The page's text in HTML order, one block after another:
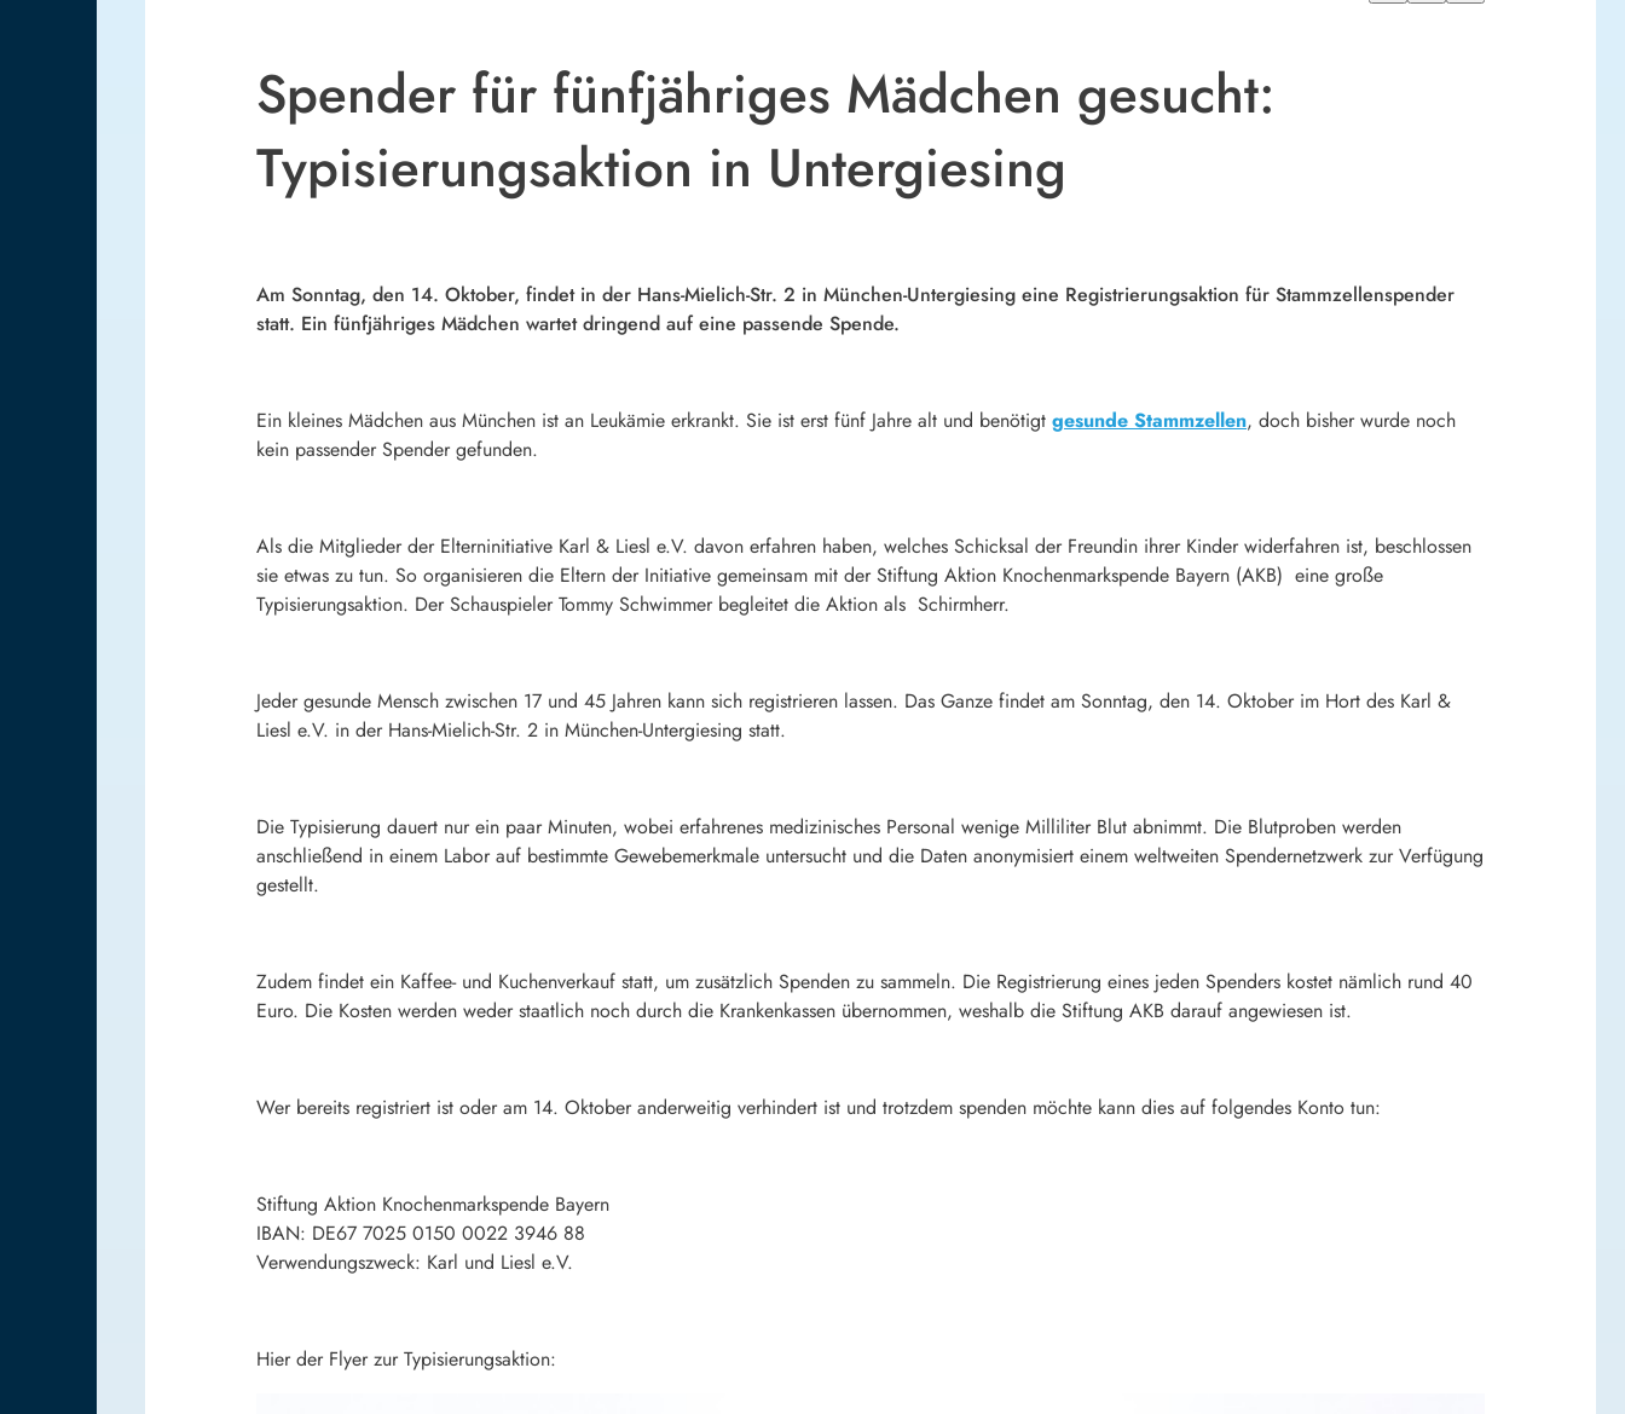
Spender für fünfjähriges Mädchen gesucht:
Typisierungsaktion in Untergiesing
Am Sonntag, den 14. Oktober, findet in der Hans-Mielich-Str. 2 in München-Untergiesing eine Registrierungsaktion für Stammzellenspender
statt. Ein fünfjähriges Mädchen wartet dringend auf eine passende Spende.
Ein kleines Mädchen aus München ist an Leukämie erkrankt. Sie ist erst fünf Jahre alt und benötigt gesunde Stammzellen, doch bisher wurde noch
kein passender Spender gefunden.
Als die Mitglieder der Elterninitiative Karl & Liesl e.V. davon erfahren haben, welches Schicksal der Freundin ihrer Kinder widerfahren ist, beschlossen
sie etwas zu tun. So organisieren die Eltern der Initiative gemeinsam mit der Stiftung Aktion Knochenmarkspende Bayern (AKB) eine große
Typisierungsaktion. Der Schauspieler Tommy Schwimmer begleitet die Aktion als Schirmherr.
Jeder gesunde Mensch zwischen 17 und 45 Jahren kann sich registrieren lassen. Das Ganze findet am Sonntag, den 14. Oktober im Hort des Karl &
Liesl e.V. in der Hans-Mielich-Str. 2 in München-Untergiesing statt.
Die Typisierung dauert nur ein paar Minuten, wobei erfahrenes medizinisches Personal wenige Milliliter Blut abnimmt. Die Blutproben werden
anschließend in einem Labor auf bestimmte Gewebemerkmale untersucht und die Daten anonymisiert einem weltweiten Spendernetzwerk zur Verfügung
gestellt.
Zudem findet ein Kaffee- und Kuchenverkauf statt, um zusätzlich Spenden zu sammeln. Die Registrierung eines jeden Spenders kostet nämlich rund 40
Euro. Die Kosten werden weder staatlich noch durch die Krankenkassen übernommen, weshalb die Stiftung AKB darauf angewiesen ist.
Wer bereits registriert ist oder am 14. Oktober anderweitig verhindert ist und trotzdem spenden möchte kann dies auf folgendes Konto tun:
Stiftung Aktion Knochenmarkspende Bayern
IBAN: DE67 7025 0150 0022 3946 88
Verwendungszweck: Karl und Liesl e.V.
Hier der Flyer zur Typisierungsaktion: